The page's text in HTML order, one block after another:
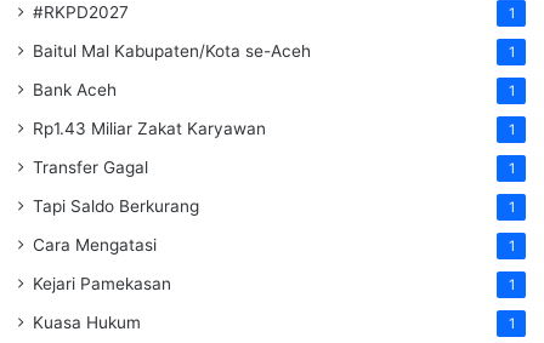
#RKPD2027 1
Baitul Mal Kabupaten/Kota se-Aceh 1
Bank Aceh 1
Rp1.43 Miliar Zakat Karyawan 1
Transfer Gagal 1
Tapi Saldo Berkurang 1
Cara Mengatasi 1
Kejari Pamekasan 1
Kuasa Hukum 1